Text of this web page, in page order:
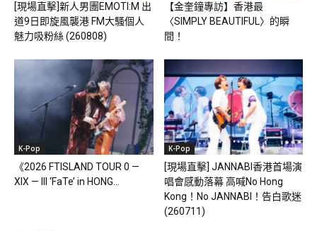
[現場直擊]新人男團EMOTI:M 出
道9日即旋風襲港 FM大騷個人
魅力吸粉絲 (260808)
【金奎鐘專訪】香港最
〈SIMPLY BEAUTIFUL〉的瞬
間！
K-Pop
《2026 FTISLAND TOUR 0 —
XIX — III ‘FaTe’ in HONG...
K-Pop
[現場直擊] JANNABI香港首場演
唱會感動落幕 高喊No Hong
Kong！No JANNABI！告白歌迷
(260711)